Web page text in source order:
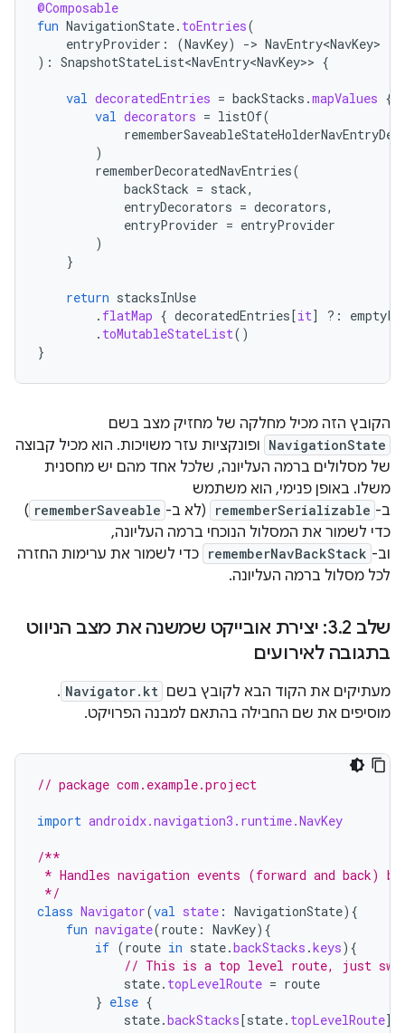
@Composable
fun NavigationState. toEntries(
entryProvider : (NavKey) -> NavEntry<NavKey>
): SnapshotStateList<NavEntry<NavKey>> {
val decoratedEntries = backStacks .mapValues {
val decorators = listOf(
)
rememberDecoratedNavEntries(
backStack = stack,
entryDecorators = decorators,
entryProvider = entryProvider
)
}
return stacksInUse
. flatMap { decoratedEntries[it] ?:
. toMutableStateList()
}
הקובץ הזה מכיל מחלקה של מחזיק מצב בשם
NavigationState ופונקציות עזר משויכות. הוא מכיל קבוצה
של מסלולים ברמה העליונה, שלכל אחד מהם יש מחסנית
משלו. באופן פנימי, הוא משתמש
ב- rememberSerializable (לא ב- rememberSaveable
)
כדי לשמור את המסלול הנוכחי ברמה העליונה,
וב- rememberNavBackStack כדי לשמור את ערימות החזרה
לכל מסלול ברמה העליונה.
שלב 3 . 2: יצירת אובייקט שמשנה את מצב הניווט
בתגובה לאירועים
מעתיקים את הקוד הבא לקובץ בשם Navigator.kt
.
מוסיפים את שם החבילה בהתאם למבנה הפרויקט.
// package com.example.project
import androidx.navigation3.runtime.NavKey
/**
* Handles navigation events (forward and back)
*/
class Navigator(val state : NavigationState){
fun navigate(route : NavKey){
if (route in state.backStacks .keys){
// This is a top level route, just
state. topLevelRoute = route
} else {
state.backStacks[state. topLevelRoute